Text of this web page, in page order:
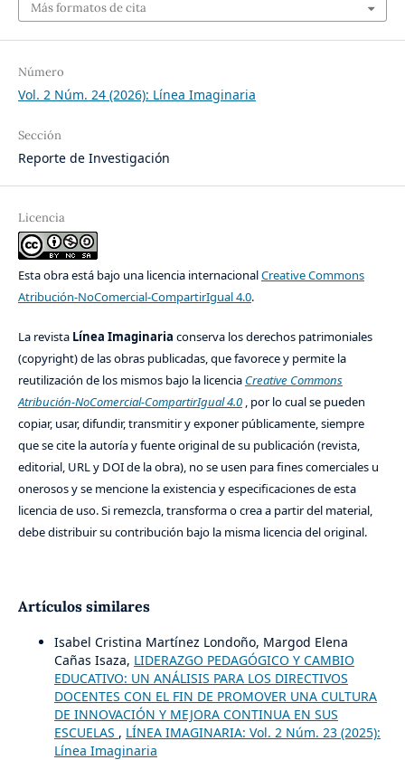
Más formatos de cita
Número
Vol. 2 Núm. 24 (2026): Línea Imaginaria
Sección
Reporte de Investigación
Licencia
Esta obra está bajo una licencia internacionalCreative Commons
Atribución-NoComercial-CompartirIgual 4.0.
La revista Línea Imaginaria conserva los derechos patrimoniales
(copyright) de las obras publicadas, que favorece y permite la
reutilización de los mismos bajo la licencia Creative Commons
Atribución-NoComercial-CompartirIgual 4.0, por lo cual se pueden
copiar, usar, difundir, transmitir y exponer públicamente, siempre
que se cite la autoría y fuente original de su publicación (revista,
editorial, URL y DOI de la obra), no se usen para fines comerciales u
onerosos y se mencione la existencia y especificaciones de esta
licencia de uso. Si remezcla, transforma o crea a partir del material,
debe distribuir su contribución bajo la misma licencia del original.
Artículos similares
Isabel Cristina Martínez Londoño, Margod Elena
Cañas Isaza, LIDERAZGO PEDAGÓGICO Y CAMBIO
EDUCATIVO: UN ANÁLISIS PARA LOS DIRECTIVOS
DOCENTES CON EL FIN DE PROMOVER UNA CULTURA
DE INNOVACIÓN Y MEJORA CONTINUA EN SUS
ESCUELAS , LÍNEA IMAGINARIA: Vol. 2 Núm. 23 (2025):
Línea Imaginaria